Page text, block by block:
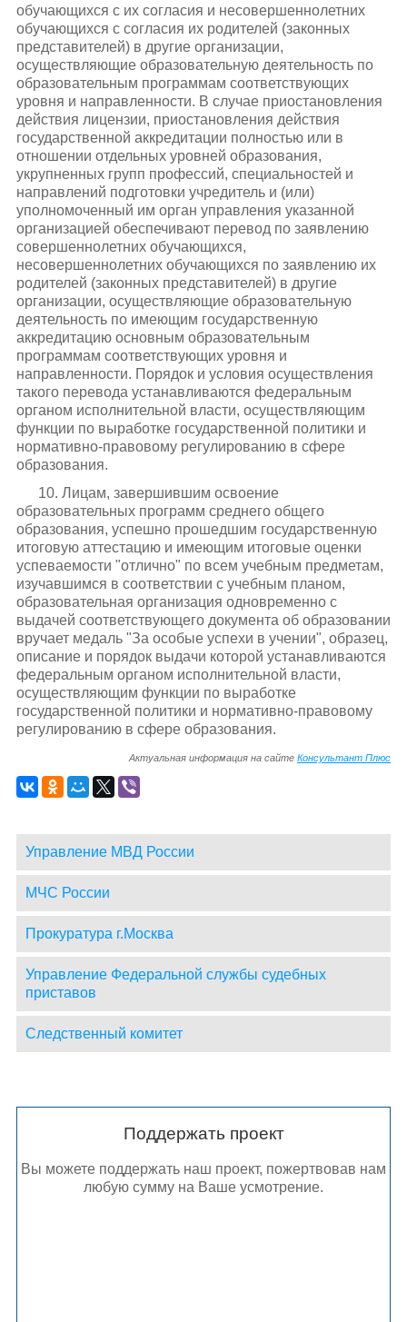
обучающихся с их согласия и несовершеннолетних
обучающихся с согласия их родителей (законных
представителей) в другие организации,
осуществляющие образовательную деятельность по
образовательным программам соответствующих
уровня и направленности. В случае приостановления
действия лицензии, приостановления действия
государственной аккредитации полностью или в
отношении отдельных уровней образования,
укрупненных групп профессий, специальностей и
направлений подготовки учредитель и (или)
уполномоченный им орган управления указанной
организацией обеспечивают перевод по заявлению
совершеннолетних обучающихся,
несовершеннолетних обучающихся по заявлению их
родителей (законных представителей) в другие
организации, осуществляющие образовательную
деятельность по имеющим государственную
аккредитацию основным образовательным
программам соответствующих уровня и
направленности. Порядок и условия осуществления
такого перевода устанавливаются федеральным
органом исполнительной власти, осуществляющим
функции по выработке государственной политики и
нормативно-правовому регулированию в сфере
образования.
10. Лицам, завершившим освоение
образовательных программ среднего общего
образования, успешно прошедшим государственную
итоговую аттестацию и имеющим итоговые оценки
успеваемости "отлично" по всем учебным предметам,
изучавшимся в соответствии с учебным планом,
образовательная организация одновременно с
выдачей соответствующего документа об образовании
вручает медаль "За особые успехи в учении", образец,
описание и порядок выдачи которой устанавливаются
федеральным органом исполнительной власти,
осуществляющим функции по выработке
государственной политики и нормативно-правовому
регулированию в сфере образования.
Актуальная информация на сайтеКонсультант Плюс
Управление МВД России
МЧС России
Прокуратура г.Москва
Управление Федеральной службы судебных
приставов
Следственный комитет
Поддержать проект
Вы можете поддержать наш проект, пожертвовав нам
любую сумму на Ваше усмотрение.